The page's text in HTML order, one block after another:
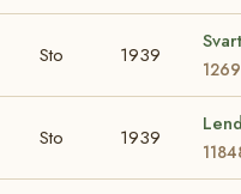
Sto 1939
Sto 1939